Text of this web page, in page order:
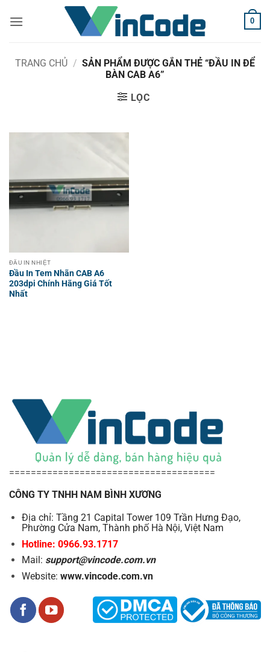
qua
0
TRANG CHỦ / SẢN PHẨM ĐƯỢC GẮN THẺ “ĐẦU IN ĐỂ
BÀN CAB A6”
LỌC
ĐẦU IN NHIỆT
Đầu In Tem Nhãn CAB A6
203dpi Chính Hãng Giá Tốt
Nhất
======================================
CÔNG TY TNHH NAM BÌNH XƯƠNG
Địa chỉ: Tầng 21 Capital Tower 109 Trần Hưng Đạo,
Phường Cửa Nam, Thành phố Hà Nội, Việt Nam
Hotline: 0966.93.1717
Mail: support@vincode.com.vn
Website: www.vincode.com.vn